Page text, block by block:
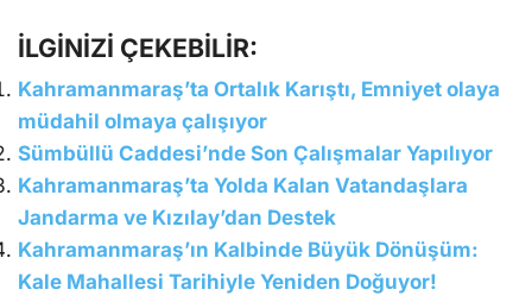
İLGİNİZİ ÇEKEBİLİR:
Kahramanmaraş’ta Ortalık Karıştı, Emniyet olaya
müdahil olmaya çalışıyor
Sümbüllü Caddesi’nde Son Çalışmalar Yapılıyor
Kahramanmaraş’ta Yolda Kalan Vatandaşlara
Jandarma ve Kızılay’dan Destek
Kahramanmaraş’ın Kalbinde Büyük Dönüşüm:
Kale Mahallesi Tarihiyle Yeniden Doğuyor!